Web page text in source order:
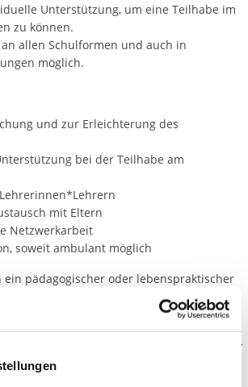
Unterstützung, um eine Teilhabe im
zu können.
allen Schulformen und auch in
möglich.
und zur Erleichterung des
bei der Teilhabe am
mit Eltern
Netzwerkarbeit
soweit ambulant möglich
ein pädagogischer oder lebenspraktischer
stehen.